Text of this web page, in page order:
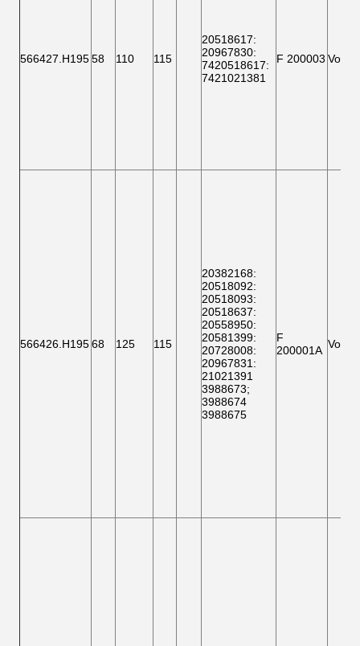
566427.H19558 110 115
20518617:
20967830:
7420518617:
7421021381
F 200003
566426.H19568 125 115
20382168:
20518092:
20518093:
20518637:
20558950:
20581399:
20728008:
20967831:
21021391
3988673;
3988674
3988675
F
200001A